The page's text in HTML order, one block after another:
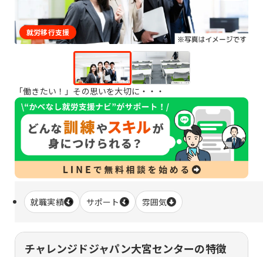
就労移行支援
「働きたい！」その思いを大切に・・・
就職実績 サポート 雰囲気
チャレンジドジャパン大宮センターの特徴